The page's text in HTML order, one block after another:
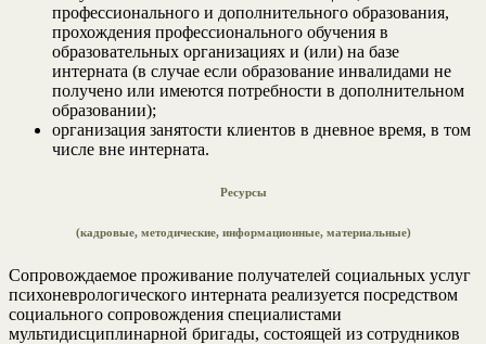
профессионального и дополнительного образования,
прохождения профессионального обучения в
образовательных организациях и (или) на базе
интерната (в случае если образование инвалидами не
получено или имеются потребности в дополнительном
образовании);
организация занятости клиентов в дневное время, в том
числе вне интерната.
Ресурсы
(кадровые, методические, информационные, материальные)
Сопровождаемое проживание получателей социальных услуг
психоневрологического интерната реализуется посредством
социального сопровождения специалистами
мультидисциплинарной бригады, состоящей из сотрудников